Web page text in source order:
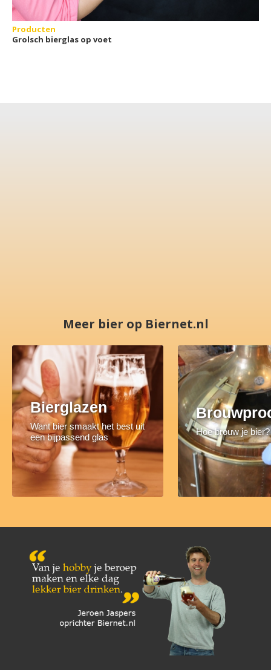
Producten
Grolsch bierglas op voet
Meer bier op Biernet.nl
Bierglazen
Want bier smaakt het best uit
een bijpassend glas
Hoe brouw je bier?